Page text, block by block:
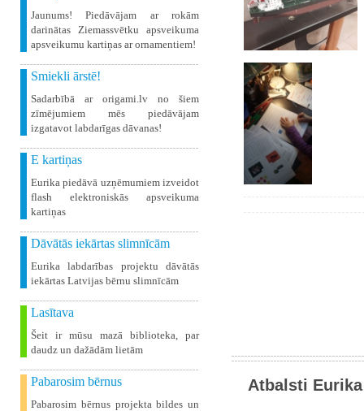
Jaunums! Piedāvājam ar rokām
darinātas Ziemassvētku apsveikuma
apsveikumu kartiņas ar ornamentiem!
Smiekli ārstē!
Sadarbībā ar origami.lv no šiem
zīmējumiem mēs piedāvājam
izgatavot labdarīgas dāvanas!
E kartiņas
Eurika piedāvā uzņēmumiem izveidot
flash elektroniskās apsveikuma
kartiņas
Dāvātās iekārtas slimnīcām
Eurika labdarības projektu dāvātās
iekārtas Latvijas bērnu slimnīcām
Lasītava
Šeit ir mūsu mazā biblioteka, par
daudz un dažādām lietām
Pabarosim bērnus
Pabarosim bērnus projekta bildes un
Atbalsti